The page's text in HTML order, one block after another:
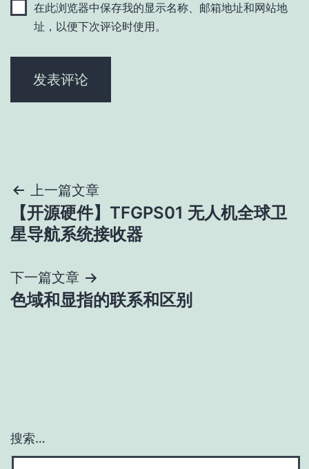
在此浏览器中保存我的显示名称、邮箱地址和网站地
址，以便下次评论时使用。
文
章
航
上一篇文章
【开源硬件】TFGPS01 无人机全球卫
星导航系统接收器
下一篇文章
色域和显指的联系和区别
搜索…